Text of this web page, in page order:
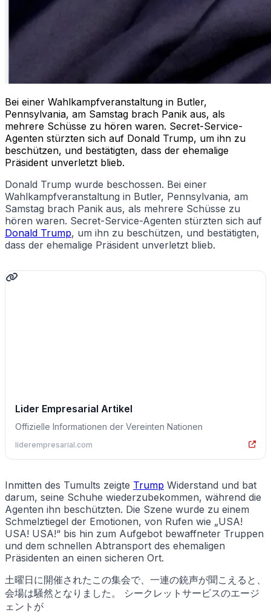
Bei einer Wahlkampfveranstaltung in Butler,
Pennsylvania, am Samstag brach Panik aus, als
mehrere Schüsse zu hören waren. Secret-Service-
Agenten stürzten sich auf Donald Trump, um ihn zu
beschützen, und bestätigten, dass der ehemalige
Präsident unverletzt blieb.
Donald Trump wurde beschossen. Bei einer
Wahlkampfveranstaltung in Butler, Pennsylvania, am
Samstag brach Panik aus, als mehrere Schüsse zu
hören waren. Secret-Service-Agenten stürzten sich auf
Donald Trump, um ihn zu beschützen, und bestätigten,
dass der ehemalige Präsident unverletzt blieb.
Lider Empresarial Artikel
Offizielle Informationen der Vereinten Nationen
liderempresarial.com
Inmitten des Tumults zeigte Trump Widerstand und bat
darum, seine Schuhe wiederzubekommen, während die
Agenten ihn beschützten. Die Szene wurde zu einem
Schmelztiegel der Emotionen, von Rufen wie „USA!
USA! USA!“ bis hin zum Aufgebot bewaffneter Truppen
und dem schnellen Abtransport des ehemaligen
Präsidenten an einen sicheren Ort.
土曜日に開催されたこの集会で、一連の銃声が聞こえると、
会場は騒然となりました。 シークレットサービスのエージ
ェントが